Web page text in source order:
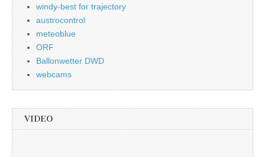
windy-best for trajectory
austrocontrol
meteoblue
ORF
Ballonwetter DWD
webcams
VIDEO